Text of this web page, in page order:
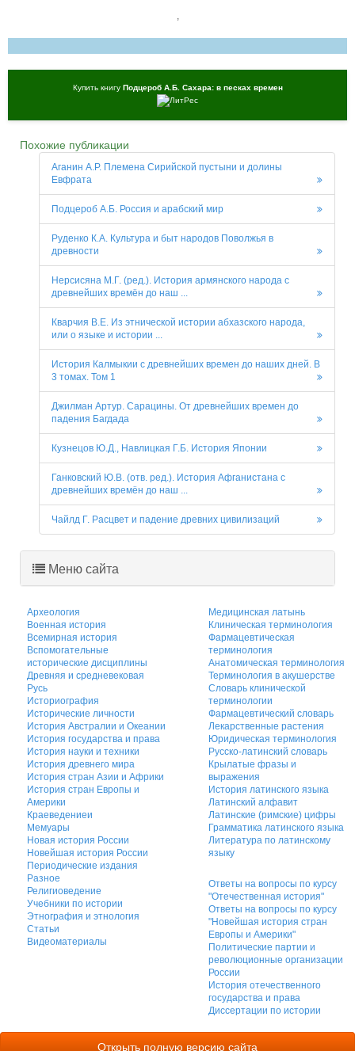
,
Купить книгу Подцероб А.Б. Сахара: в песках времен
Похожие публикации
Аганин А.Р. Племена Сирийской пустыни и долины
Евфрата
Подцероб А.Б. Россия и арабский мир
Руденко К.А. Культура и быт народов Поволжья в
древности
Нерсисяна М.Г. (ред.). История армянского народа с
древнейших времён до наш ...
Кварчия В.Е. Из этнической истории абхазского народа,
или о языке и истории ...
История Калмыкии с древнейших времен до наших дней. В
3 томах. Том 1
Джилман Артур. Сарацины. От древнейших времен до
падения Багдада
Кузнецов Ю.Д., Навлицкая Г.Б. История Японии
Ганковский Ю.В. (отв. ред.). История Афганистана с
древнейших времён до наш ...
Чайлд Г. Расцвет и падение древних цивилизаций
Меню сайта
Археология
Военная история
Всемирная история
Вспомогательные
исторические дисциплины
Древняя и средневековая
Русь
Историография
Исторические личности
История Австралии и Океании
История государства и права
История науки и техники
История древнего мира
История стран Азии и Африки
История стран Европы и
Америки
Краеведениеи
Мемуары
Новая история России
Новейшая история России
Периодические издания
Разное
Религиоведение
Учебники по истории
Этнография и этнология
Статьи
Видеоматериалы
Медицинская латынь
Клиническая терминология
Фармацевтическая
терминология
Анатомическая терминология
Терминология в акушерстве
Словарь клинической
терминологии
Фармацевтический словарь
Лекарственные растения
Юридическая терминология
Русско-латинский словарь
Крылатые фразы и
выражения
История латинского языка
Латинский алфавит
Латинские (римские) цифры
Грамматика латинского языка
Литература по латинскому
языку
Ответы на вопросы по курсу
"Отечественная история"
Ответы на вопросы по курсу
"Новейшая история стран
Европы и Америки"
Политические партии и
революционные организации
России
История отечественного
государства и права
Диссертации по истории
Открыть полную версию сайта